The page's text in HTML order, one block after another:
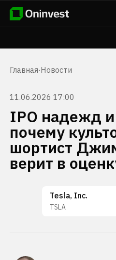
Главная·Новости
11.06.2026 17:00
IPO надежд
почему
шортист
верит в
Tesla, Inc.
TSLA